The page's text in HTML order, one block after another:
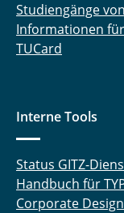
Studiengänge
Informationen
TUCard
Interne Tools
Status GITZ-
Handbuch für
Corporate